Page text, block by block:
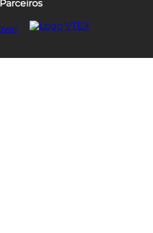
Parceiros